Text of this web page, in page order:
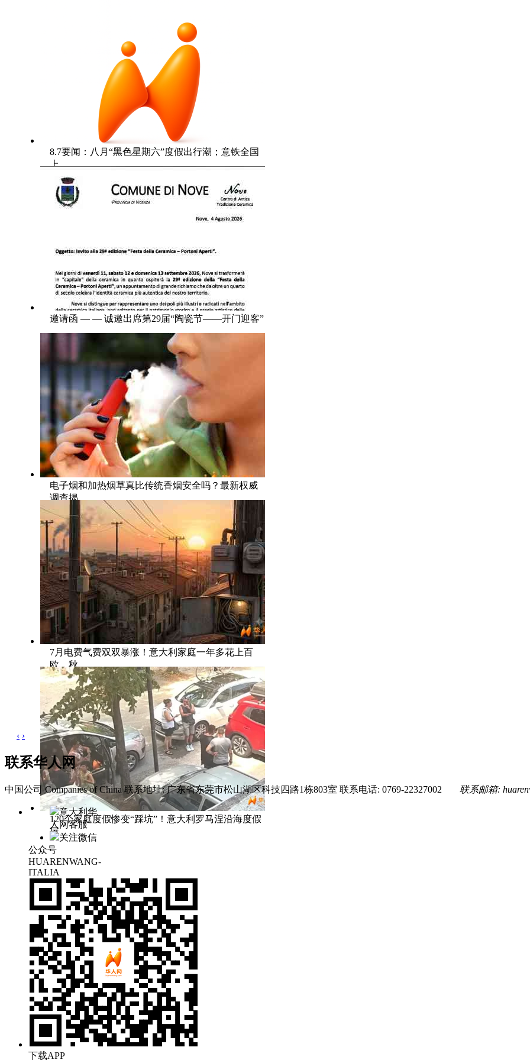
8.7要闻：八月“黑色星期六”度假出行潮；意铁全国
上
邀请函 — — 诚邀出席第29届“陶瓷节——开门迎客”
电子烟和加热烟草真比传统香烟安全吗？最新权威
调查揭
7月电费气费双双暴涨！意大利家庭一年多花上百
欧，秋
120个家庭度假惨变“踩坑”！意大利罗马涅沿海度假
屋
‹ ›
联系华人网
中国公司 Companies of China 联系地址: 广东省东莞市松山湖区科技四路1栋803室 联系电话: 0769-22327002 联系邮箱:
意大利华
人网客服
关注微信
公众号
HUARENWANG-
ITALIA
下载APP